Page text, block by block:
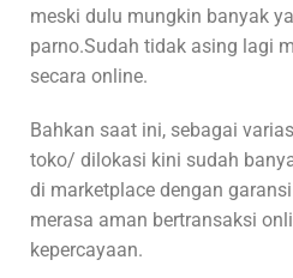
meski dulu mungkin banyak
parno.Sudah tidak asing lagi
secara online.
Bahkan saat ini, sebagai
toko/ dilokasi kini sudah
di marketplace dengan
merasa aman bertransaksi
kepercayaan.